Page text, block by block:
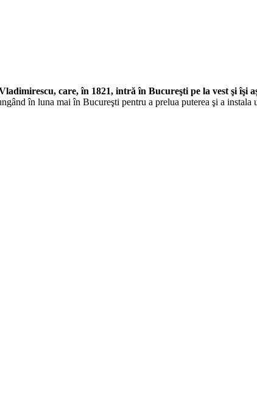
care, în 1821, intră în Bucureşti pe la vest şi îşi
în luna mai în Bucureşti pentru a prelua puterea şi a